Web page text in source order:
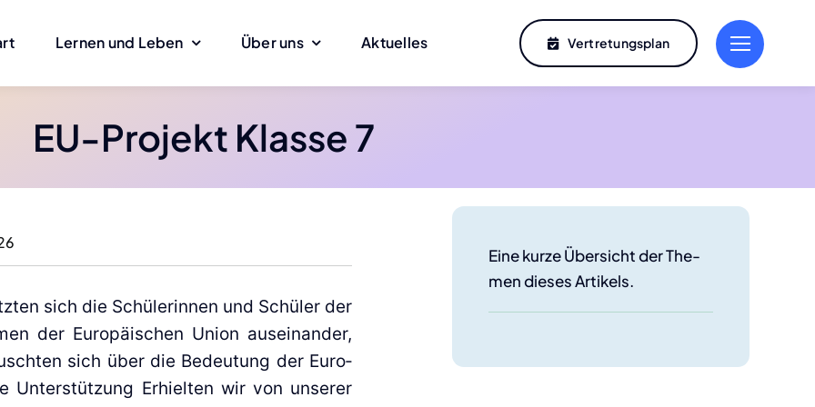
Ler­nen und Leben Über uns Aktu­el­les Ver­tre­tungs­plan
EU-Pro­­jekt Klas­se 7
sich die Schü­le­rin­nen und Schü­ler der
der Euro­päi­schen Uni­on aus­ein­an­der,
sich über die Bedeu­tung der Euro­
Unter­stüt­zung Erhiel­ten wir von unse­rer
Eine kur­ze Über­sicht der The­
men die­ses Arti­kels.